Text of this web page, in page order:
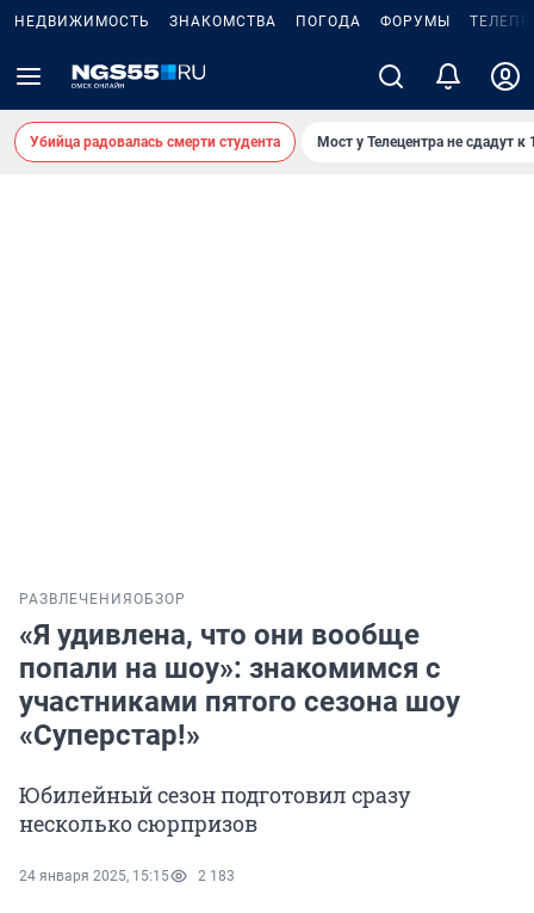
НЕДВИЖИМОСТЬ ЗНАКОМСТВА ПОГОДА ФОРУМЫ
Убийца радовалась смерти студента Мост у Телецентра не сдадут к
РАЗВЛЕЧЕНИЯ ОБЗОР
«Я удивлена, что они вообще
попали на шоу»: знакомимся с
участниками пятого сезона шоу
«Суперстар!»
Юбилейный сезон подготовил сразу
несколько сюрпризов
24 января 2025, 15:15 2 183